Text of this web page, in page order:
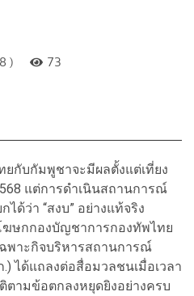
)
73
กับกัมพูชาจะมีผลตั้งแต่เที่ยง
แต่การดำเนินสถานการณ์
ด้ว่า “สงบ” อย่างแท้จริง
ฆษกกองบัญชาการกองทัพไทย
พาะกิจบริหารสถานการณ์
ได้แถลงต่อสื่อมวลชนเมื่อเวลา
ตามข้อตกลงหยุดยิงอย่างครบ